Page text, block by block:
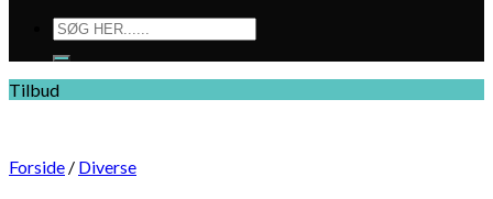
Søg
efter:
Tilbud
Forside / Diverse